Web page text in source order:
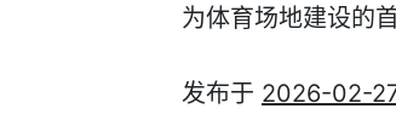
为体育场地建设的
发布于 2026-02-